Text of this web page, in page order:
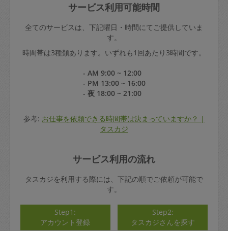
サービス利用可能時間
全てのサービスは、下記曜日・時間にてご提供していま
す。
時間帯は3種類あります。いずれも1回あたり3時間です。
- AM 9:00 ~ 12:00
- PM 13:00 ~ 16:00
- 夜 18:00 ~ 21:00
参考: お仕事を依頼できる時間帯は決まっていますか？ |
タスカジ
サービス利用の流れ
タスカジを利用する際には、下記の順でご依頼が可能で
す。
Step1:
アカウント登録
Step2:
タスカジさんを探す